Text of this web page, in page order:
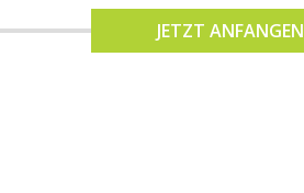
JETZT ANFANGEN